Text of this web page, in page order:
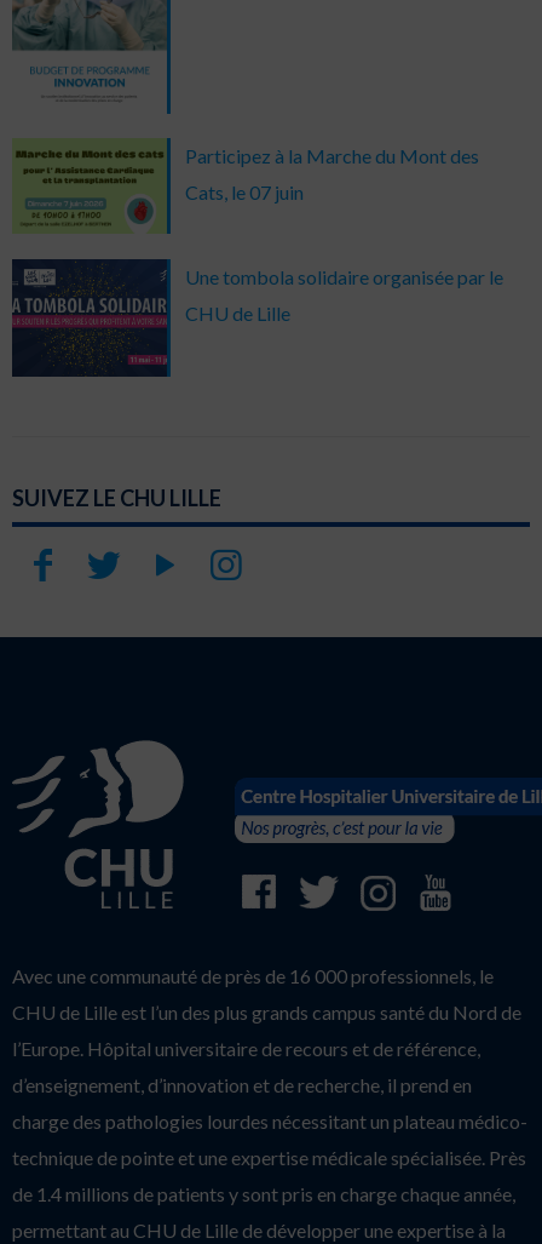
Participez à la Marche du Mont des
Cats, le 07 juin
Une tombola solidaire organisée par le
CHU de Lille
SUIVEZ LE CHU LILLE
Avec une communauté de près de 16 000 professionnels, le
CHU de Lille est l’un des plus grands campus santé du Nord de
l’Europe. Hôpital universitaire de recours et de référence,
d’enseignement, d’innovation et de recherche, il prend en
charge des pathologies lourdes nécessitant un plateau médico-
technique de pointe et une expertise médicale spécialisée. Près
de 1.4 millions de patients y sont pris en charge chaque année,
permettant au CHU de Lille de développer une expertise à la